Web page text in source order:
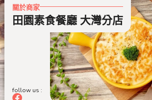
關於商家
田園素食餐廳 大灣分店
follow us :